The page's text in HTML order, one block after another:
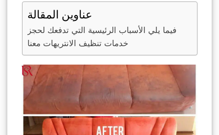
عناوين المقالة
فيما يلي الأسباب الرئيسية التي تدفعك لحجز
خدمات تنظيف الانتريهات معنا